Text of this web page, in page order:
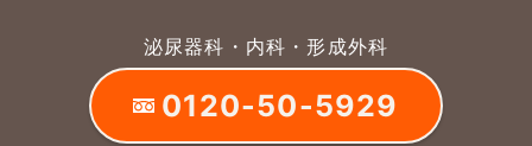
泌尿器科・内科・形成外科
0120-50-5929